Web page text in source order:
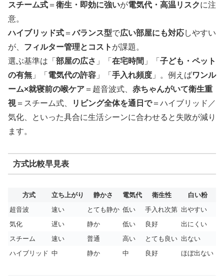
スチーム式 ＝ 衛生・即効に強いが電気代・高温リスクに注
意。
ハイブリッド式 ＝バランス型で広い部屋にも対応しやすい
が、 フィルター管理とコスト が課題。
選ぶ基準は「 部屋の広さ 」「 在宅時間 」「 子ども・ペット
の有無 」「 電気代の許容 」「 手入れ頻度 」。例えばワンル
ーム×就寝前の喉ケア ＝超音波式、 赤ちゃんがいて衛生重
視＝スチーム式、 リビング全体を通日で＝ハイブリッド／
気化、といった具合に生活シーンに合わせると失敗が減り
ます。
方式比較早見表
方式 立ち上がり 静かさ 電気代 衛生性
白い粉
超音波
速い とても静か 低い 手入れ次第 出やすい
気化
遅い 静か 低い 良好
出にくい
スチーム
速い 普通 高い とても良い 出ない
ハイブリッド 中 静か 中 良好 ほぼ出ない